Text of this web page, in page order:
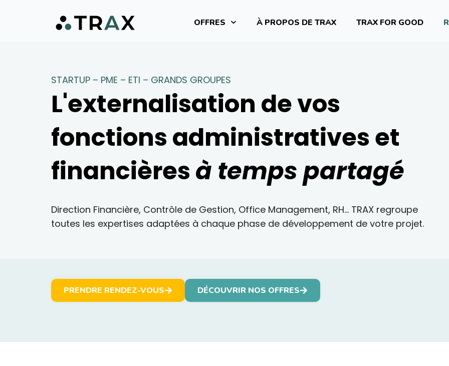
OFFRES À PROPOS DE TRAX TRAX FOR GOOD
STARTUP – PME – ETI – GRANDS GROUPES
L'externalisation de vos
fonctions administratives et
financièresà temps partagé
Direction Financière, Contrôle de Gestion, Office Management, RH… TRAX regroupe
toutes les expertises adaptées à chaque phase de développement de votre projet.
PRENDRE RENDEZ-VOUS DÉCOUVRIR NOS OFFRES